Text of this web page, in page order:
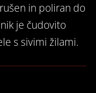
in poliran do
je čudovito
s sivimi žilami.